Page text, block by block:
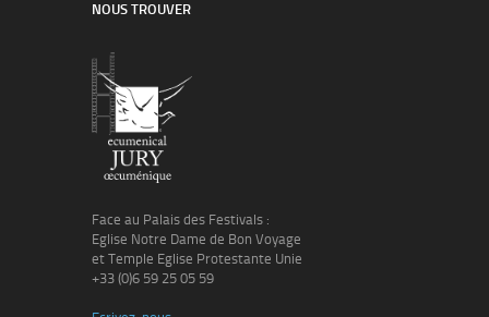
NOUS TROUVER
Face au Palais des Festivals :
Eglise Notre Dame de Bon Voyage
et Temple Eglise Protestante Unie
+33 (0)6 59 25 05 59